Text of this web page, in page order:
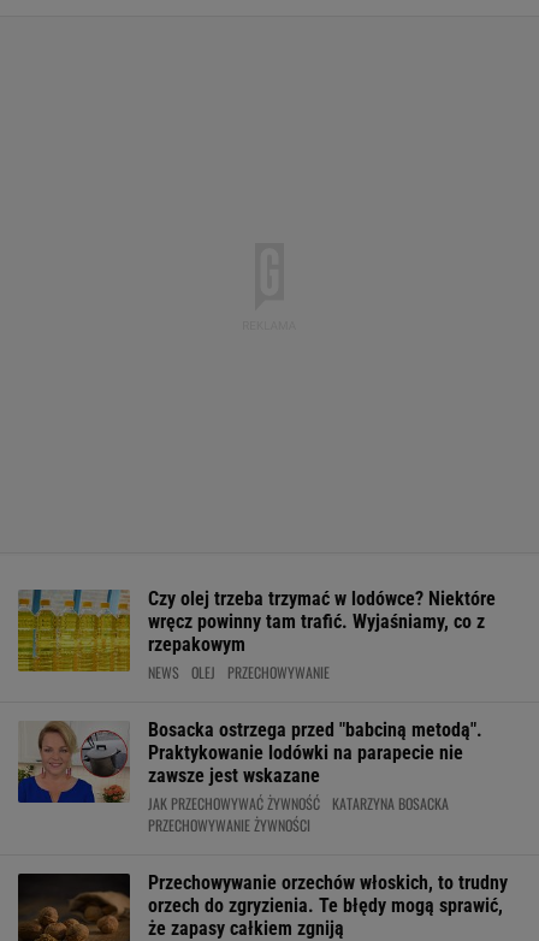
Czy olej trzeba trzymać w lodówce? Niektóre
wręcz powinny tam trafić. Wyjaśniamy, co z
rzepakowym
NEWS OLEJ PRZECHOWYWANIE
Bosacka ostrzega przed "babciną metodą".
Praktykowanie lodówki na parapecie nie
zawsze jest wskazane
JAK PRZECHOWYWAĆ ŻYWNOŚĆ
KATARZYNA BOSACKA
PRZECHOWYWANIE ŻYWNOŚCI
Przechowywanie orzechów włoskich, to trudny
orzech do zgryzienia. Te błędy mogą sprawić,
że zapasy całkiem zgniją